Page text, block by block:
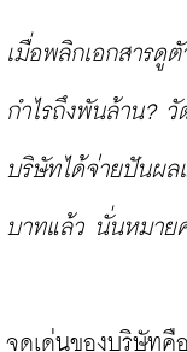
เมื่อพลิกเอกสารดู
กำไรถึงพันล้าน?
บริษัทได้จ่ายปันผล
บาทแล้ว นั่นหมาย
จุดเด่นของบริษัทคื